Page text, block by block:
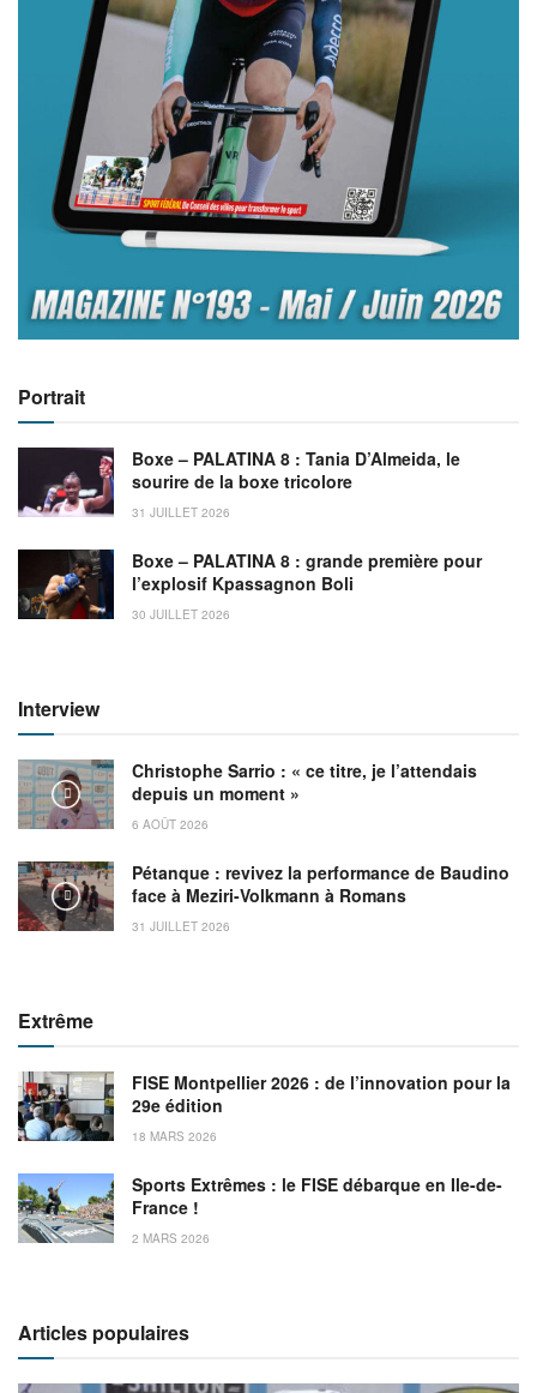
Portrait
Boxe – PALATINA 8 : Tania D’Almeida, le
sourire de la boxe tricolore
31 JUILLET 2026
Boxe – PALATINA 8 : grande première pour
l’explosif Kpassagnon Boli
30 JUILLET 2026
Interview
Christophe Sarrio : « ce titre, je l’attendais
depuis un moment »
6 AOÛT 2026
Pétanque : revivez la performance de Baudino
face à Meziri-Volkmann à Romans
31 JUILLET 2026
Extrême
FISE Montpellier 2026 : de l’innovation pour la
29e édition
18 MARS 2026
Sports Extrêmes : le FISE débarque en Ile-de-
France !
2 MARS 2026
Articles populaires